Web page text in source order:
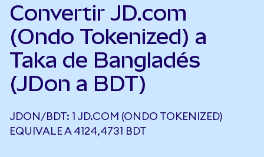
Convertir JD.com
(Ondo Tokenized) a
Taka de Bangladés
(JDon a BDT)
JDON/BDT: 1 JD.COM (ONDO TOKENIZED)
EQUIVALE A 4124,4731 BDT